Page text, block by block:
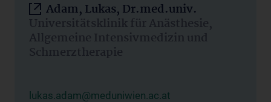
Adam, Lukas, Dr.med.univ.
Universitätsklinik für Anästhesie,
Allgemeine Intensivmedizin und
Schmerztherapie
lukas.adam@meduniwien.ac.at